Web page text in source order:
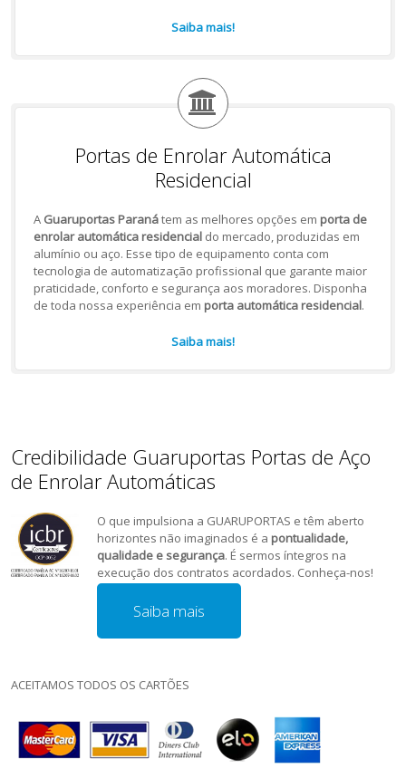
Saiba mais!
Portas de Enrolar Automática
Residencial
A Guaruportas Paranátem as melhores opções em porta de
enrolar automática residencialdo mercado, produzidas em
alumínio ou aço. Esse tipo de equipamento conta com
tecnologia de automatização profissional que garante maior
praticidade, conforto e segurança aos moradores. Disponha
de toda nossa experiência em porta automática residencial.
Saiba mais!
Credibilidade Guaruportas Portas de Aço
de Enrolar Automáticas
O que impulsiona a GUARUPORTAS e têm aberto
horizontes não imaginados é a pontualidade,
qualidade e segurança. É sermos íntegros na
execução dos contratos acordados. Conheça-nos!
Saiba mais
ACEITAMOS TODOS OS CARTÕES